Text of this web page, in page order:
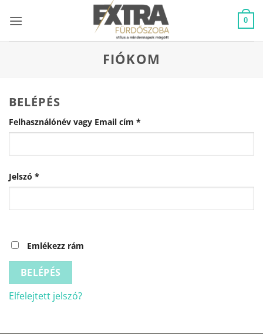
0
FIÓKOM
BELÉPÉS
Felhasználónév vagy Email cím *Kötelező
Jelszó *Kötelező
Emlékezz rám
BELÉPÉS
Elfelejtett jelszó?